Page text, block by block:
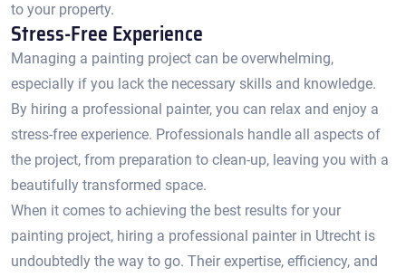
to your property.
Stress-Free Experience
Managing a painting project can be overwhelming,
especially if you lack the necessary skills and knowledge.​
By hiring a professional painter, you can relax and enjoy a
stress-free experience.​ Professionals handle all aspects of
the project, from preparation to clean-up, leaving you with a
beautifully transformed space.
When it comes to achieving the best results for your
painting project, hiring a professional painter in Utrecht is
undoubtedly the way to go.​ Their expertise, efficiency, and